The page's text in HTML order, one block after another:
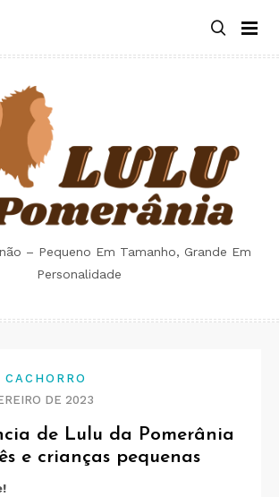
– Pequeno Em Tamanho, Grande Em
Personalidade
DE 2023
de Lulu da Pomerânia
e crianças pequenas